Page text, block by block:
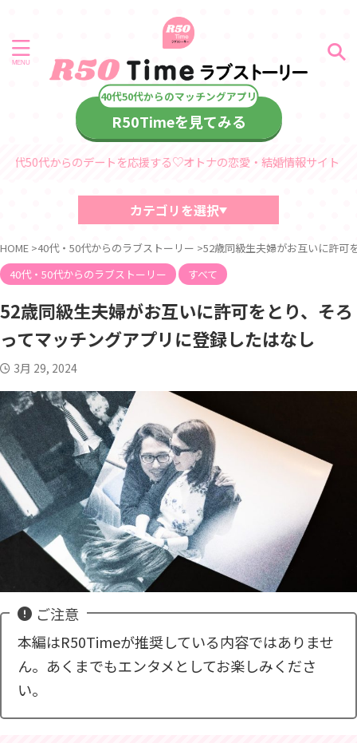
R50Timeを見てみる
デートを応援する♡オトナの恋愛・結婚情報サイト「R50Timeラ
カテゴリを選択
中高年、熟年の恋愛・結婚コラム
デート情報
診断コンテンツ
中高年
熟年シリーズ
60代からのラブストーリー
40代・50代からのラブストーリー
実録体験談
中高年恋愛
恋愛HOW TO
アラフィフシリーズ
シングルマザー
R50恋愛小説
YouTubeコンテンツ
HOME >40代・50代からのラブストーリー >52歳同級生夫婦がお互いに許可
40代・50代からのラブストーリー
すべて
52歳同級生夫婦がお互いに許可をとり、そろ
ってマッチングアプリに登録したはなし
3月 29, 2024
ご注意
本編はR50Timeが推奨している内容ではありませ
ん。あくまでもエンタメとしてお楽しみくださ
い。